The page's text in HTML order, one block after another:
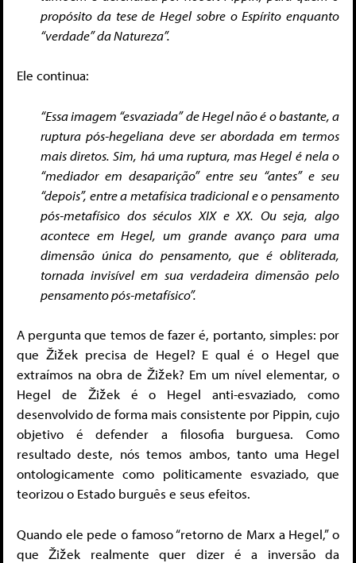
propósito da tese de Hegel sobre o Espírito enquanto
“verdade” da Natureza”.
Ele continua:
“Essa imagem “esvaziada” de Hegel não é o bastante, a
ruptura pós-hegeliana deve ser abordada em termos
mais diretos. Sim, há uma ruptura, mas Hegel é nela o
“mediador em desaparição” entre seu “antes” e seu
“depois”, entre a metafísica tradicional e o pensamento
pós-metafísico dos séculos XIX e XX. Ou seja, algo
acontece em Hegel, um grande avanço para uma
dimensão única do pensamento, que é obliterada,
tornada invisível em sua verdadeira dimensão pelo
pensamento pós-metafísico”.
A pergunta que temos de fazer é, portanto, simples: por
que Žižek precisa de Hegel? E qual é o Hegel que
extraímos na obra de Žižek? Em um nível elementar, o
Hegel de Žižek é o Hegel anti-esvaziado, como
desenvolvido de forma mais consistente por Pippin, cujo
objetivo é defender a filosofia burguesa. Como
resultado deste, nós temos ambos, tanto uma Hegel
ontologicamente como politicamente esvaziado, que
teorizou o Estado burguês e seus efeitos.
Quando ele pede o famoso “retorno de Marx a Hegel,” o
que Žižek realmente quer dizer é a inversão da